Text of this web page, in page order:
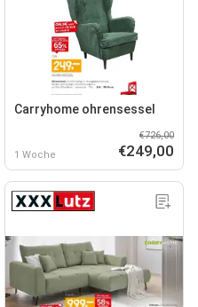
Carryhome ohrensessel
1 Woche
€726,00
€249,00